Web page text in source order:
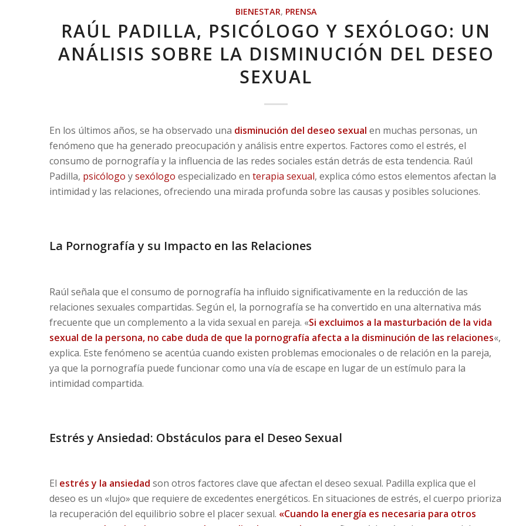
BIENESTAR, PRENSA
RAÚL PADILLA, PSICÓLOGO Y SEXÓLOGO: UN
ANÁLISIS SOBRE LA DISMINUCIÓN DEL DESEO
SEXUAL
En los últimos años, se ha observado una disminución del deseo sexual en muchas personas, un
fenómeno que ha generado preocupación y análisis entre expertos. Factores como el estrés, el
consumo de pornografía y la influencia de las redes sociales están detrás de esta tendencia. Raúl
Padilla, psicólogo ysexólogo especializado en terapia sexual, explica cómo estos elementos afectan la
intimidad y las relaciones, ofreciendo una mirada profunda sobre las causas y posibles soluciones.
La Pornografía y su Impacto en las Relaciones
Raúl señala que el consumo de pornografía ha influido significativamente en la reducción de las
relaciones sexuales compartidas. Según el, la pornografía se ha convertido en una alternativa más
frecuente que un complemento a la vida sexual en pareja. «Si excluimos a la masturbación de la vida
sexual de la persona, no cabe duda de que la pornografía afecta a la disminución de las relaciones«,
explica. Este fenómeno se acentúa cuando existen problemas emocionales o de relación en la pareja,
ya que la pornografía puede funcionar como una vía de escape en lugar de un estímulo para la
intimidad compartida.
Estrés y Ansiedad: Obstáculos para el Deseo Sexual
El estrés y la ansiedad son otros factores clave que afectan el deseo sexual. Padilla explica que el
deseo es un «lujo» que requiere de excedentes energéticos. En situaciones de estrés, el cuerpo prioriza
la recuperación del equilibrio sobre el placer sexual. «Cuando la energía es necesaria para otros